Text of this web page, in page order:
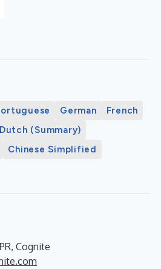
German
French
Dutch (Summary)
Chinese Simplified
Cognite